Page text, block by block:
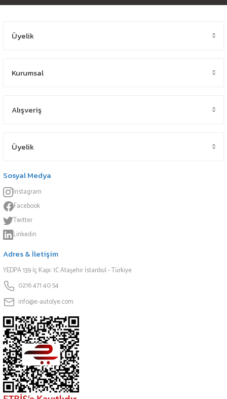
Üyelik
Kurumsal
Alışveriş
Üyelik
Sosyal Medya
Instagram
Facebook
Twitter
Linkedin
Adres & İletişim
YEDPA 139 İç Kapı: 1C Ataşehir İstanbul - Türkiye
0216 471 40 54
info@e-autolye.com